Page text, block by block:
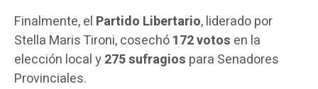
Finalmente, el Partido Libertario, liderado por
Stella Maris Tironi, cosechó172 votos en la
elección local y275 sufragios para Senadores
Provinciales.